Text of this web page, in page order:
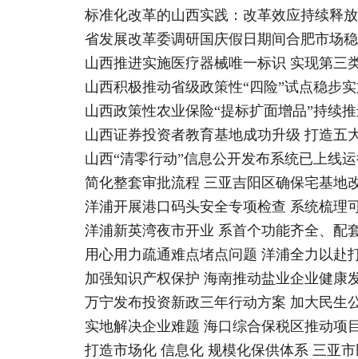
标准化改革的山西实践：改革效应持续释放
省发展改革委调研国庆假日期间合肥市场
山西推进实施医疗器械唯一标识 实现第三
山西积极推动省级政策性“四险”试点稳步
山西政策性农业保险“提标扩面增品”持续
山西证券投资者教育基地成功升级 打造五
山西“清零行动”信息公开发布系统已上线
简化整套审批流程 三亚吉阳区确保宅基地
洋浦开展港口码头安全专项检查 系统梳理
洋浦新英湾夜市开业 系首个功能齐全、配
用心用力疏通难点堵点问题 洋浦全力以赴
加强知识产权保护 海南推动盐业企业健康
万宁发布投资新政三年行动方案 加大民生
实地解决企业难题 海口综合保税区推动项
打造市场化 信息化 规模化保供体系 三亚